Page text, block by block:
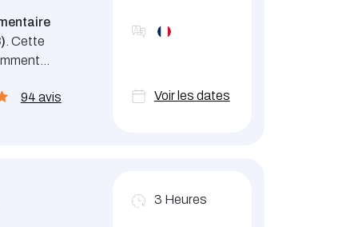
. Cette
94 avis Voir les dates
3 Heures